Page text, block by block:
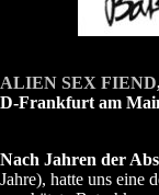
ALIEN SEX FIEND
D-Frankfurt am
Nach Jahren der
Jahre), hatte uns eine